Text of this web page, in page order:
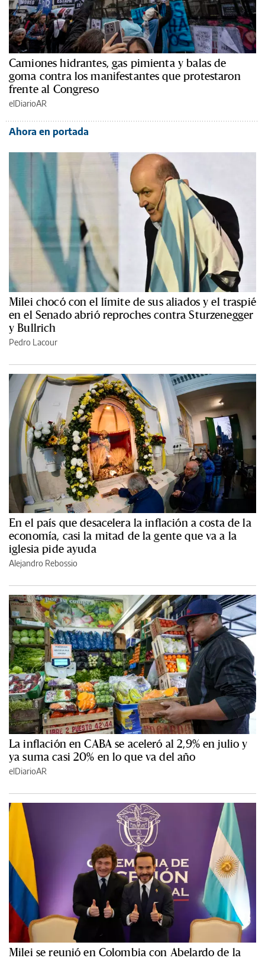
Camiones hidrantes, gas pimienta y balas de
goma contra los manifestantes que protestaron
frente al Congreso
elDiarioAR
Ahora en portada
Milei chocó con el límite de sus aliados y el traspié
en el Senado abrió reproches contra Sturzenegger
y Bullrich
Pedro Lacour
En el país que desacelera la inflación a costa de la
economía, casi la mitad de la gente que va a la
iglesia pide ayuda
Alejandro Rebossio
La inflación en CABA se aceleró al 2,9% en julio y
ya suma casi 20% en lo que va del año
elDiarioAR
Milei se reunió en Colombia con Abelardo de la